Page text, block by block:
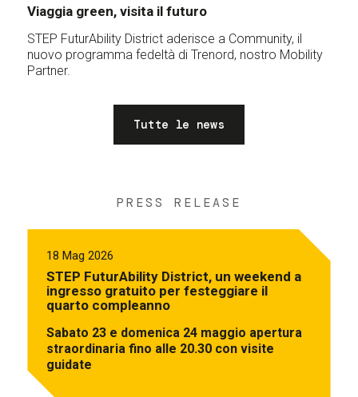
Viaggia green, visita il futuro
STEP FuturAbility District aderisce a Community, il
nuovo programma fedeltà di Trenord, nostro Mobility
Partner.
Tutte le news
PRESS RELEASE
18 Mag 2026
STEP FuturAbility District, un weekend a
ingresso gratuito per festeggiare il
quarto compleanno
Sabato 23 e domenica 24 maggio apertura
straordinaria fino alle 20.30 con visite
guidate